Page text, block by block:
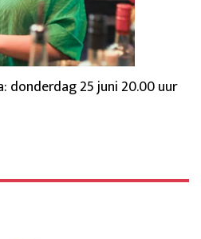
donderdag 25 juni 20.00 uur